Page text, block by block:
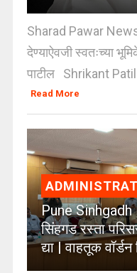
Sharad Pawar News
देण्याऐवजी स्वतःच्या
पाटील Shrikant
Read More
Pune Sinhgadh
सिंहगड रस्ता
द्या | वाहतूक वॉर्डन